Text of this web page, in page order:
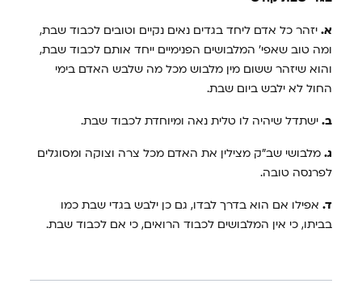
א. יזהר כל אדם ליחד בגדים נאים נקיים וטובים לכבוד שבת,
ומה טוב שאפי' המלבושים הפנימיים ייחד אותם לכבוד שבת,
והוא שיזהר ששום מין מלבוש מכל מה שלבש האדם בימי
החול לא ילבש ביום שבת.
ב. ישתדל שיהיה לו טלית נאה ומיוחדת לכבוד שבת.
ג. מלבושי שב"ק מצילין את האדם מכל צרה וצוקה ומסוגלים
לפרנסה טובה.
ד. אפילו אם הוא בדרך לבדו, גם כן ילבש בגדי שבת כמו
בביתו, כי אין המלבושים לכבוד הרואים, כי אם לכבוד שבת.